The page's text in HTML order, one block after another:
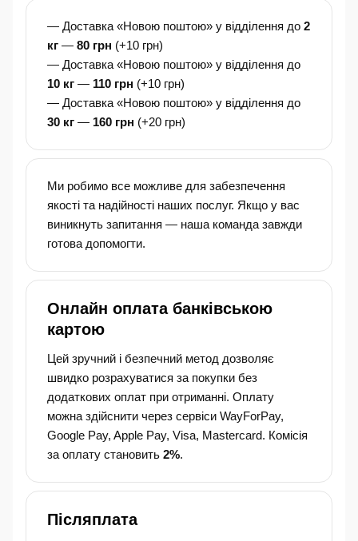
— Доставка «Новою поштою» у відділення до 2
кг — 80 грн (+10 грн)
— Доставка «Новою поштою» у відділення до
10 кг — 110 грн (+10 грн)
— Доставка «Новою поштою» у відділення до
30 кг — 160 грн (+20 грн)
Ми робимо все можливе для забезпечення
якості та надійності наших послуг. Якщо у вас
виникнуть запитання — наша команда завжди
готова допомогти.
Онлайн оплата банківською
картою
Цей зручний і безпечний метод дозволяє
швидко розрахуватися за покупки без
додаткових оплат при отриманні. Оплату
можна здійснити через сервіси WayForPay,
Google Pay, Apple Pay, Visa, Mastercard. Комісія
за оплату становить 2%.
Післяплата